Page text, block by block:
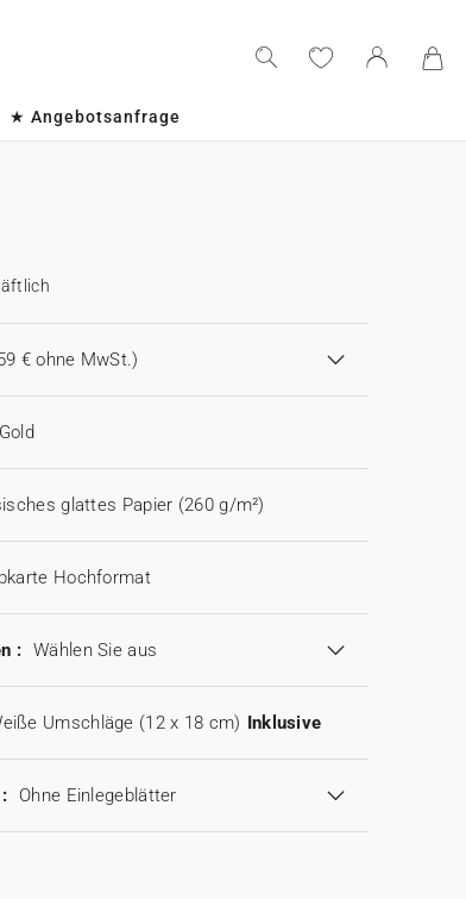
★ Angebotsanfrage
€ ohne MwSt.)
Gold
glattes Papier (260 g/m²)
Hochformat
: Wählen Sie aus
Umschläge (12 x 18 cm) Inklusive
Ohne Einlegeblätter